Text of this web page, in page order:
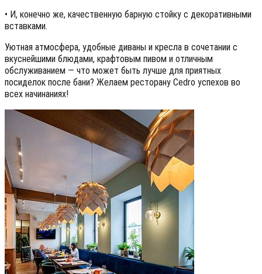
• И, конечно же, качественную барную стойку с декоративными
вставками.
Уютная атмосфера, удобные диваны и кресла в сочетании с
вкуснейшими блюдами, крафтовым пивом и отличным
обслуживанием — что может быть лучше для приятных
посиделок после бани? Желаем ресторану Cedro успехов во
всех начинаниях!